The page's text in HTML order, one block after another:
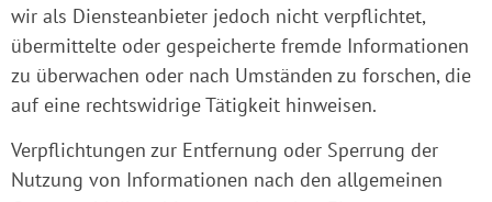
wir als Diensteanbieter jedoch nicht verpflichtet,
übermittelte oder gespeicherte fremde Informationen
zu überwachen oder nach Umständen zu forschen, die
auf eine rechtswidrige Tätigkeit hinweisen.
Verpflichtungen zur Entfernung oder Sperrung der
Nutzung von Informationen nach den allgemeinen